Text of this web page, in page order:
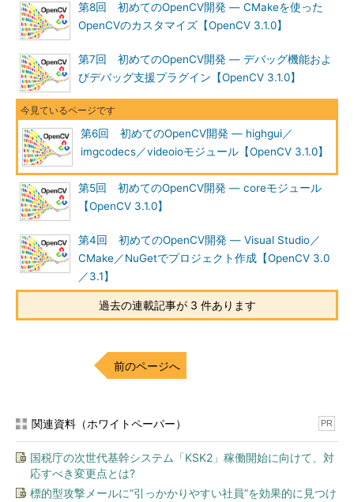
第8回 初めてのOpenCV開発 ― CMakeを使った
OpenCVのカスタマイズ【OpenCV 3.1.0】
第7回 初めてのOpenCV開発 ― デバッグ機能およ
びデバッグ支援プラグイン【OpenCV 3.1.0】
第6回 初めてのOpenCV開発 ― highgui／
imgcodecs／videoioモジュール【OpenCV 3.1.0】
第5回 初めてのOpenCV開発 ― coreモジュール
【OpenCV 3.1.0】
第4回 初めてのOpenCV開発 ― Visual Studio／
CMake／NuGetでプロジェクト作成【OpenCV 3.0
／3.1】
過去の連載記事が 3 件あります
前のページへ
関連資料（ホワイトペーパー） PR
国税庁の次世代基幹システム「KSK2」稼働開始に向けて、対
応すべき変更点とは?
標的型攻撃メールに“引っかかりやすい社員”を効果的に見つけ